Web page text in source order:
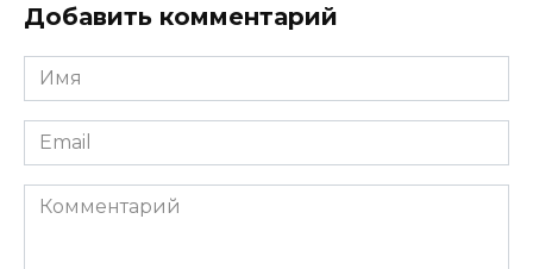
Добавить комментарий
Имя
*
Email
*
Комментарий